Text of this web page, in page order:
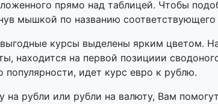
прямо над таблицей. Чтобы
мышкой по названию соответствующего
курсы выделены ярким цветом.
находится на первой позициии
популярности, идет курс евро к рублю.
на рубли или рубли на валюту, Вам